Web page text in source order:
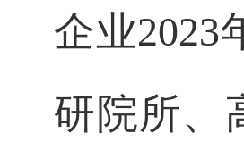
企业2023
研院所、